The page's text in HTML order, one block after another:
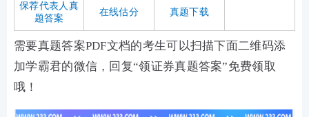
保荐代表人真
题答案
在线估分 真题下载
需要真题答案PDF文档的考生可以扫描下面二维码添
加学霸君的微信，回复“领证券真题答案”免费领取
哦！